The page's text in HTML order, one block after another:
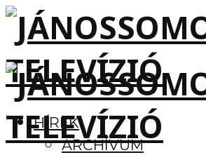
HÍREK
ARCHÍVUM